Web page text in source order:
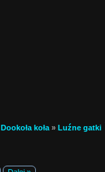
Dookoła koła » Luźne gatki